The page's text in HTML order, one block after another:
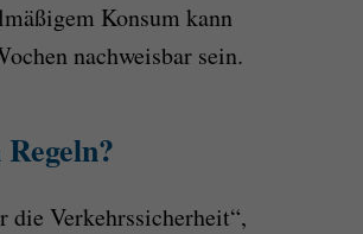
Konsum kann
nachweisbar sein.
die Verkehrssicherheit“,